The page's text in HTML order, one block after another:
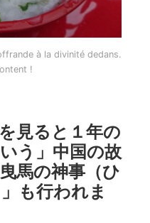
à la divinité dedans.
!
見ると１年の
う」中国の故
馬の神事（ひ
も行われま